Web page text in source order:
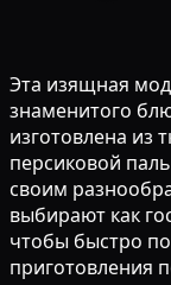
Эта изящная
знаменитого
изготовлена из
персиковой
своим
выбирают как
чтобы быстро
приготовления